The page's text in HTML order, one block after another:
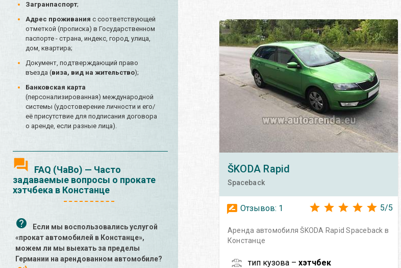
Загранпаспорт;
Адрес проживания с соответствующей
отметкой (прописка) в Государственном
паспорте - страна, индекс, город, улица,
дом, квартира;
Документ, подтверждающий право
въезда (виза, вид на жительство);
Банковская карта
(персонализированная) международной
системы (удостоверение личности и его/
её присутствие для подписания договора
о аренде, если разные лица).
FAQ (ЧаВо) — Часто
задаваемые вопросы о прокате
хэтчбека в Констанце
Если мы воспользовались услугой
«прокат автомобилей в Констанце»,
можем ли мы выехать за пределы
Германии на арендованном автомобиле?
ŠKODA Rapid
Spaceback
Отзывов: 1 5/5
Аренда автомобиля ŠKODA Rapid Spaceback в
Констанце
тип кузова – хэтчбек